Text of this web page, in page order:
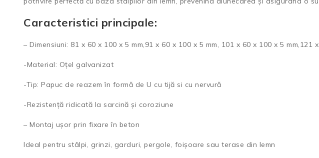
Caracteristici principale:
– Dimensiuni: 81 x 60 x 100 x 5 mm,91 x 60 x 100 x 5 mm, 101 x 60 x 100 x 5
-Material: Oțel galvanizat
-Tip: Papuc de reazem în formă de U cu tijă si cu nervură
-Rezistență ridicată la sarcină și coroziune
– Montaj ușor prin fixare în beton
Ideal pentru stâlpi, grinzi, garduri, pergole, foișoare sau terase din lemn